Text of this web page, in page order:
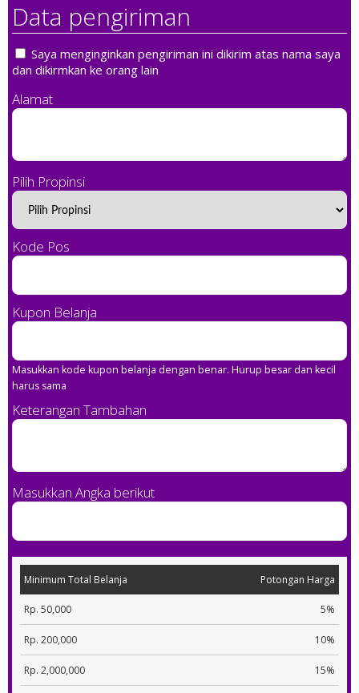
Data pengiriman
Saya menginginkan pengiriman ini dikirim atas nama saya
dan dikirmkan ke orang lain
Alamat
Pilih Propinsi
Kode Pos
Kupon Belanja
Masukkan kode kupon belanja dengan benar. Hurup besar dan kecil
harus sama
Keterangan Tambahan
Masukkan Angka berikut
Minimum Total Belanja Potongan Harga
Rp. 50,000 5%
Rp. 200,000 10%
Rp. 2,000,000 15%